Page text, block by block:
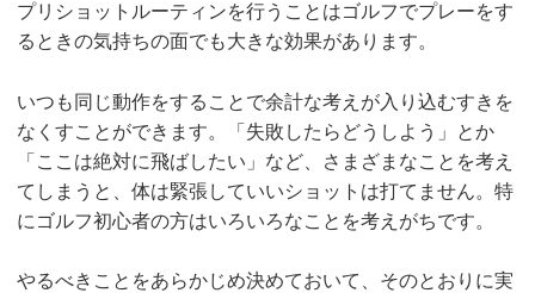
プリショットルーティンを行うことはゴルフでプレーをす
るときの気持ちの面でも大きな効果があります。
いつも同じ動作をすることで余計な考えが入り込むすきを
なくすことができます。「失敗したらどうしよう」とか
「ここは絶対に飛ばしたい」など、さまざまなことを考え
てしまうと、体は緊張していいショットは打てません。特
にゴルフ初心者の方はいろいろなことを考えがちです。
やるべきことをあらかじめ決めておいて、そのとおりに実